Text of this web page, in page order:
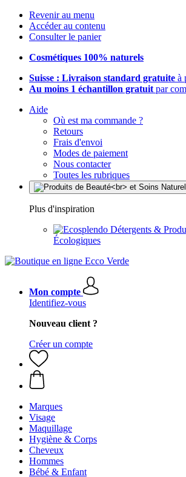
Revenir au menu
Accéder au contenu
Consulter le panier
Cosmétiques 100% naturels
Suisse : Livraison standard gratuite à
Au moins 1 échantillon gratuit par
Aide
Où est ma commande ?
Retours
Frais d'envoi
Modes de paiement
Nous contacter
Toutes les rubriques
Plus d'inspiration
Détergents &
Écologiques
Mon compte
Identifiez-vous
Nouveau client ?
Créer un compte
Marques
Visage
Maquillage
Hygiène & Corps
Cheveux
Hommes
Bébé & Enfant